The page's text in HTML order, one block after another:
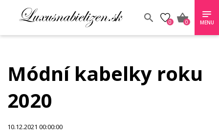
0 0 MENU
Módní kabelky roku
2020
10.12.2021 00:00:00